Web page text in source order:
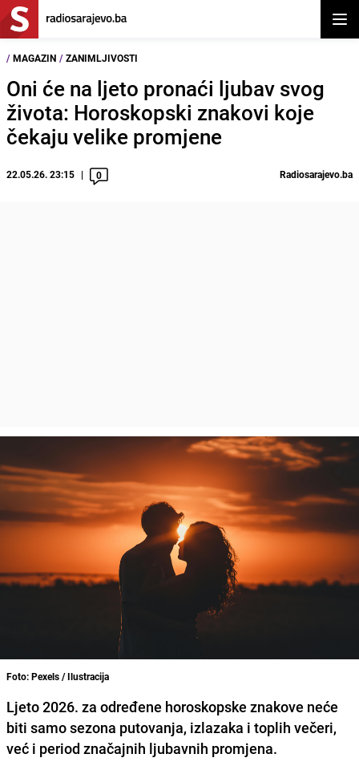
/ MAGAZIN / ZANIMLJIVOSTI
Oni će na ljeto pronaći ljubav svog
života: Horoskopski znakovi koje
čekaju velike promjene
22.05.26. 23:15 0 Radiosarajevo.ba
Foto: Pexels / Ilustracija
Ljeto 2026. za određene horoskopske znakove neće
biti samo sezona putovanja, izlazaka i toplih večeri,
već i period značajnih ljubavnih promjena.